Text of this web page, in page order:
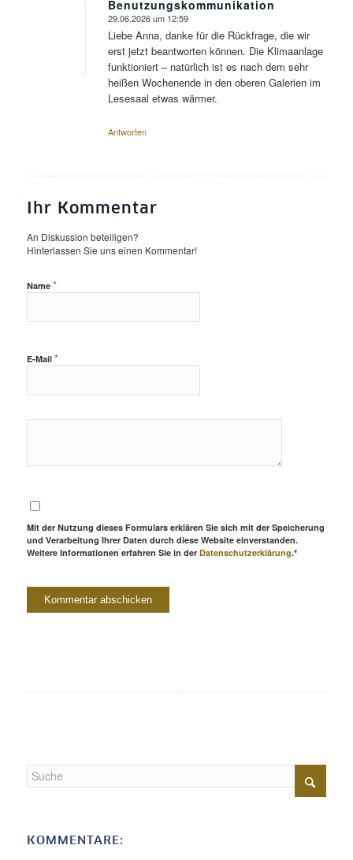
Benutzungskommunikation
sagte:
29.06.2026 um 12:59
Liebe Anna, danke für die Rückfrage, die wir
erst jetzt beantworten können. Die Klimaanlage
funktioniert – natürlich ist es nach dem sehr
heißen Wochenende in den oberen Galerien im
Lesesaal etwas wärmer.
Antworten
Ihr Kommentar
An Diskussion beteiligen?
Hinterlassen Sie uns einen Kommentar!
Name *
E-Mail *
Mit der Nutzung dieses Formulars erklären Sie sich mit der Speicherung
und Verarbeitung Ihrer Daten durch diese Website einverstanden.
Weitere Informationen erfahren Sie in der Datenschutzerklärung.*
KOMMENTARE: